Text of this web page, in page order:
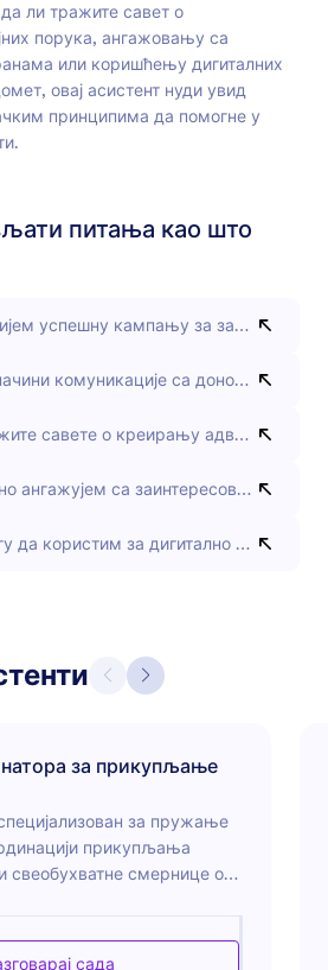
ли тражите савет о
порука, ангажовању са
или коришћењу дигиталних
овај асистент нуди увид
принципима да помогне у
питања као што
успешну кампању за заговарање?
комуникације са доносиоцима
савете о креирању адвокатских
ангажујем са заинтересованим
да користим за дигитално
за прикупљање
за пружање
прикупљања
свеобухватне смернице о
донаторима, као и вођењу
сада